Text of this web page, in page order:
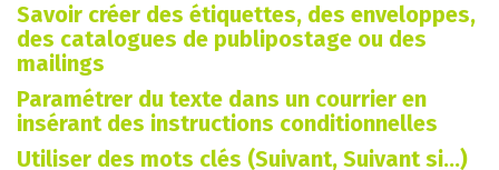
Savoir créer des étiquettes, des enveloppes,
des catalogues de publipostage ou des
mailings
Paramétrer du texte dans un courrier en
insérant des instructions conditionnelles
Utiliser des mots clés (Suivant, Suivant si…)